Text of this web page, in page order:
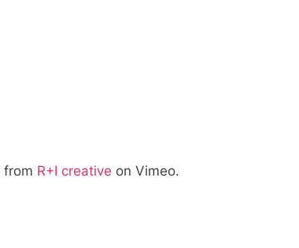
from R+I creative on Vimeo.